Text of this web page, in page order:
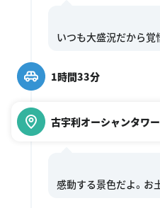
1時間33分
古宇利オーシャンタワー